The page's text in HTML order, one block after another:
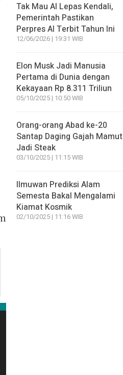
Tak Mau AI Lepas Kendali,
Pemerintah Pastikan
Perpres AI Terbit Tahun Ini
12/06/2026 | 19:31 WIB
Elon Musk Jadi Manusia
Pertama di Dunia dengan
Kekayaan Rp 8.311 Triliun
05/10/2025 | 10:50 WIB
Orang-orang Abad ke-20
Santap Daging Gajah Mamut
Jadi Steak
03/10/2025 | 11:15 WIB
Ilmuwan Prediksi Alam
Semesta Bakal Mengalami
Kiamat Kosmik
02/10/2025 | 11:16 WIB